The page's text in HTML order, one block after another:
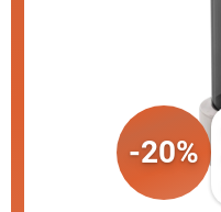
-20%